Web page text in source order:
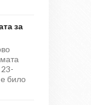
за
било